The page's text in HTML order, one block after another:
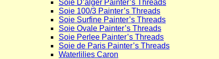
Soie D’alger Painter’s Threads
Soie 100/3 Painter’s Threads
Soie Surfine Painter’s Threads
Soie Ovale Painter’s Threads
Soie Perlee Painter’s Threads
Soie de Paris Painter’s Threads
Waterlilies Caron